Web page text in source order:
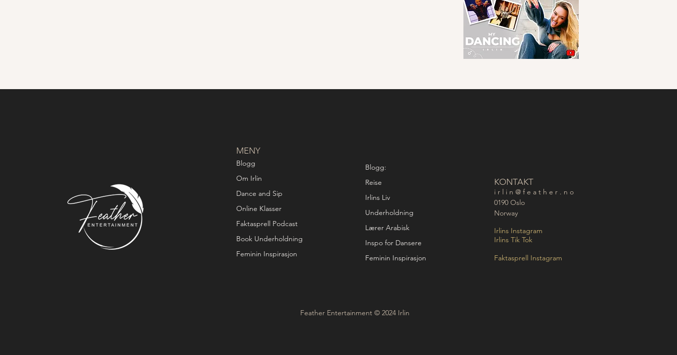
MENY
Blogg
Om Irlin
Dance and Sip
Online Klasser
Faktasprell Podcast
Book Underholdning
Feminin Inspirasjon
Blogg:
Reise
Irlins Liv
Underholdning
Lærer Arabisk
Inspo for Dansere
Feminin Inspirasjon
Feather Entertainment © 2024 Irlin
KONTAKT
i r l i n @ f e a t h e r . n o
0190 Oslo
Norway
Irlins Instagram
Irlins Tik Tok
Faktasprell Instagram